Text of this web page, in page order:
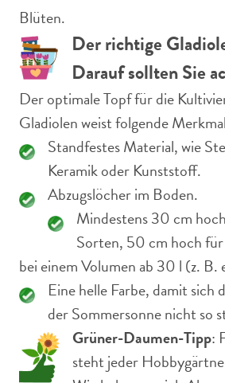
Blüten.
Der richtige
Darauf sollten Sie
Der optimale Topf für die
Gladiolen weist folgende
Standfestes Material, wie
Keramik oder Kunststoff.
Abzugslöcher im Boden.
Mindestens 30 cm
Sorten, 50 cm hoch
bei einem Volumen ab 30 l (z.
Eine helle Farbe, damit sich
der Sommersonne nicht so
Grüner-Daumen-Tipp:
steht jeder